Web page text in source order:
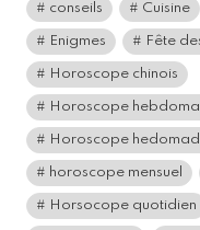
conseils Cuisine
Enigmes Fête
Horoscope chinois
Horoscope
Horoscope
horoscope mensuel
Horsocope quotidien